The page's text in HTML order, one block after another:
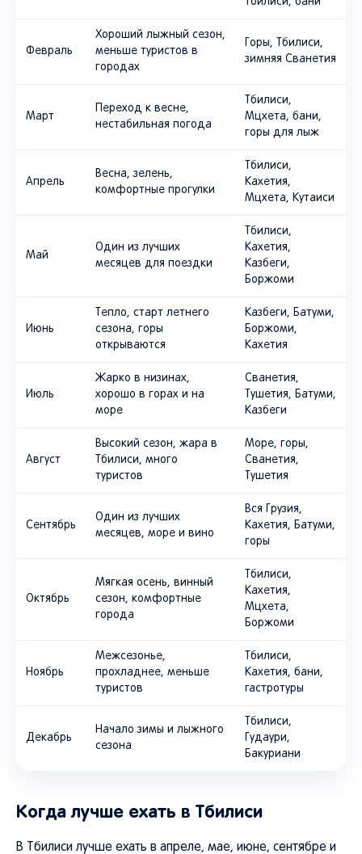
Февраль
Хороший лыжный сезон,
меньше туристов в
городах
Горы, Тбилиси,
зимняя Сванетия
Март
Переход к весне,
нестабильная погода
Тбилиси,
Мцхета, бани,
горы для лыж
Апрель
Весна, зелень,
комфортные прогулки
Тбилиси,
Кахетия,
Мцхета, Кутаиси
Май
Один из лучших
месяцев для поездки
Тбилиси,
Кахетия,
Казбеги,
Боржоми
Июнь
Тепло, старт летнего
сезона, горы
открываются
Казбеги, Батуми,
Боржоми,
Кахетия
Июль
Жарко в низинах,
хорошо в горах и на
море
Сванетия,
Тушетия, Батуми,
Казбеги
Август
Высокий сезон, жара в
Тбилиси, много
туристов
Море, горы,
Сванетия,
Тушетия
Сентябрь
Один из лучших
месяцев, море и вино
Вся Грузия,
Кахетия, Батуми,
горы
Октябрь
Мягкая осень, винный
сезон, комфортные
города
Тбилиси,
Кахетия,
Мцхета,
Боржоми
Ноябрь
Межсезонье,
прохладнее, меньше
туристов
Тбилиси,
Кахетия, бани,
гастротуры
Декабрь
Начало зимы и лыжного
сезона
Тбилиси,
Гудаури,
Бакуриани
Когда лучше ехать в Тбилиси
В Тбилиси лучше ехать в апреле, мае, июне, сентябре и